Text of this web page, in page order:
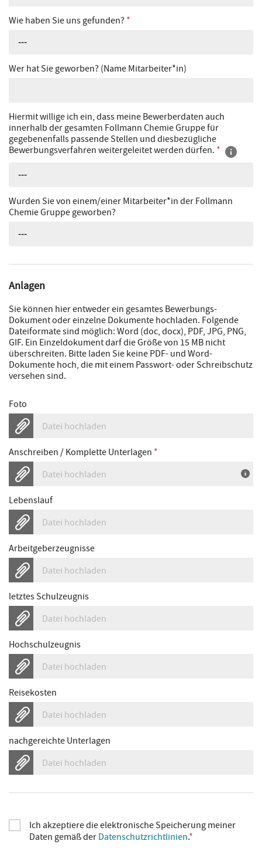
Wie haben Sie uns gefunden? *
---
Wer hat Sie geworben? (Name Mitarbeiter*in)
Hiermit willige ich ein, dass meine Bewerberdaten auch
innerhalb der gesamten Follmann Chemie Gruppe für
gegebenenfalls passende Stellen und diesbezügliche
Bewerbungsverfahren weitergeleitet werden dürfen. *
---
Wurden Sie von einem/einer Mitarbeiter*in der Follmann
Chemie Gruppe geworben?
---
Anlagen
Sie können hier entweder ein gesamtes Bewerbungs-
Dokument oder einzelne Dokumente hochladen. Folgende
Dateiformate sind möglich: Word (doc, docx), PDF, JPG, PNG,
GIF. Ein Einzeldokument darf die Größe von 15 MB nicht
überschreiten. Bitte laden Sie keine PDF- und Word-
Dokumente hoch, die mit einem Passwort- oder Schreibschutz
versehen sind.
Foto
Datei hochladen
Anschreiben / Komplette Unterlagen *
Datei hochladen
Lebenslauf
Datei hochladen
Arbeitgeberzeugnisse
Datei hochladen
letztes Schulzeugnis
Datei hochladen
Hochschulzeugnis
Datei hochladen
Reisekosten
Datei hochladen
nachgereichte Unterlagen
Datei hochladen
Ich akzeptiere die elektronische Speicherung meiner
Daten gemäß der Datenschutzrichtlinien.*